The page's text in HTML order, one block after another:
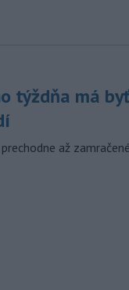
týždňa má
až